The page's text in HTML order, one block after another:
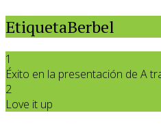
EtiquetaBerbel
1
Éxito en la presentación de A
2
Love it up